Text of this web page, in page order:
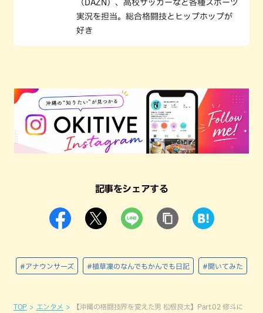
（DAZN）、高校サッカーなど各種スポーツ
実況を担当。総合格闘技とヒップホップが
好き
記事をシェアする
#アナウンサーズ #植草凜のなんでもかんでも日記 #聞いてみた
TOP エンタメ
【沖縄の格闘技界を変えた男 松根良太】Part.02 修斗に